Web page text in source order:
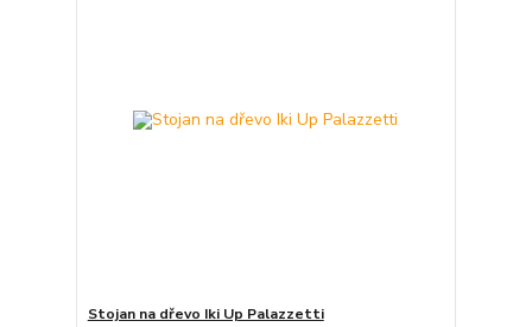
Stojan na dřevo Iki Up Palazzetti